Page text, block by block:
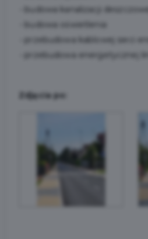
• budowa kanalizacji deszczowej
• budowa oświetlenia
• przebudowa kablowej sieci
• przebudowa energetycznej
Zdjęcia po: